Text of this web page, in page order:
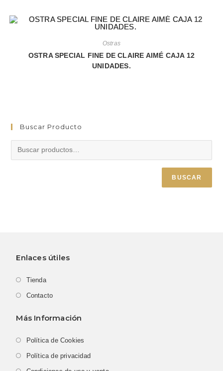
Ostras
OSTRA SPECIAL FINE DE CLAIRE AIMÉ CAJA 12
UNIDADES.
Buscar Producto
BUSCAR
Enlaces útiles
Tienda
Contacto
Más Información
Política de Cookies
Política de privacidad